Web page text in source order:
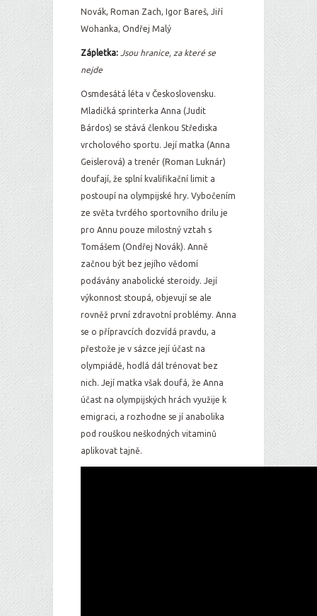
Novák, Roman Zach, Igor Bareš, Jiří
Wohanka, Ondřej Malý
Zápletka: Jsou hranice, za které se
nejde
Osmdesátá léta v Československu.
Mladičká sprinterka Anna (Judit
Bárdos) se stává členkou Střediska
vrcholového sportu. Její matka (Anna
Geislerová) a trenér (Roman Luknár)
doufají, že splní kvalifikační limit a
postoupí na olympijské hry. Vybočením
ze světa tvrdého sportovního drilu je
pro Annu pouze milostný vztah s
Tomášem (Ondřej Novák). Anně
začnou být bez jejího vědomí
podávány anabolické steroidy. Její
výkonnost stoupá, objevují se ale
rovněž první zdravotní problémy. Anna
se o přípravcích dozvídá pravdu, a
přestože je v sázce její účast na
olympiádě, hodlá dál trénovat bez
nich. Její matka však doufá, že Anna
účast na olympijských hrách využije k
emigraci, a rozhodne se jí anabolika
pod rouškou neškodných vitaminů
aplikovat tajně.